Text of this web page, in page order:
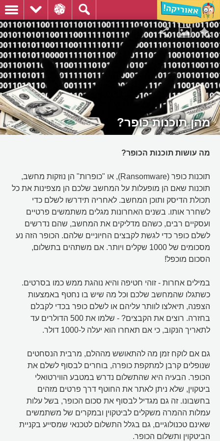
מהן תוכנות כופר?
מה עושות תוכנות הכופר?
תוכנות כופר (Ransomware), או "כופרות" הן נוזקות מחשב,
תוכנות שאם הן מופעלות על המחשב שלכם הן מצפינות את כל
תכולת הדיסק ותוכן המחשב. לאחריה תידרשו לשלם כדי
לשחרר אותו. בשנים האחרונות מגלים משתמשים פרטיים
ועסקיים רבים, כשהם מדליקים את המחשב, שהם נדרשים
לשלם כופר כדי לגשת לקבצים החיוניים שלהם. הכופר הזה נע
מסכומים של 1000 שקלים ויותר. אם משתהים בתשלום,
הסכום מוכפל!
במילים אחרות - זוהי חטיפה והיא נוהגת ממש כמו בסרטים.
כשתגלו שהמחשב שלכם וכל מה שיש בו נחטף באמצעות
הצפנה, תיאלצו לוותר עליהם או לשלם כופר בכדי לקבלם
בחזרה. רוצים את הקבצים? - שלמו את 500 הדולרים עד
לתאריך הנקוב, כי אם תאחרו הוא יעלה ל-1000 דולר.
גם אם לוקח זמן מה להתאושש מההלם, מרבית הנסחטים
שנופלים קרבן למתקפת כופרה, בוחרים לבסוף לשלם את
הכופר. הבעיה היא שהתשלום נדרש במטבע הווירטואלי
ביטקוין, שלא ניתן לאתר את החוטף דרך פרטים מזהים
בחשבונו. זה גם מגדיל לבסוף את סכום הכופר, בשל עלות
עמלות ההמרה משקלים לביטקוין ובמקרים של משתמשים
שאינם טכנולוגיים, גם בגלל התשלום לטכנאי שמסייע בקניית
הביטקוין ותשלום הכופר.